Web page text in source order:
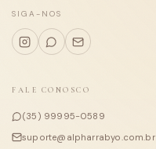
Sobre
SIGA-NOS
FALE CONOSCO
(35) 99995-0589
suporte@alpharrabyo.com.br